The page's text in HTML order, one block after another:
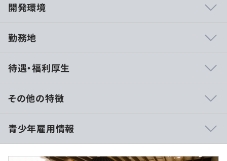
開発環境
・新しいことにどんどんチャレンジしていくマインドと文
・フラットな雰囲気のため、役職や年数に関係なく意見や
発言が推奨されているため、若手の意見にも耳を傾けま
・裁量権があるため、若手でも自身のスキルに応じて業務
に取り組むことができます。
勤務地
待遇・福利厚生
月給：316,667円（30時間分の固定残業代60,150円含む）
初年度固定賞与：20万円
モデル年収：400万円
その他の特徴
青少年雇用情報